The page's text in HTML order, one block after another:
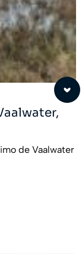
de Vaalwater